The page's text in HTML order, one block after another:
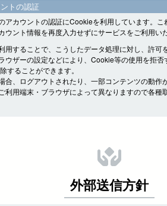
トの認証
アカウントの認証にCookieを利用しています。
ウント情報を再度入力せずにサービスをご利用い
用することで、こうしたデータ処理に対し、許可
ウザーの設定などにより、Cookie等の使用を拒
することができます。
合、ログアウトされたり、一部コンテンツの動作
利用端末・ブラウザによって異なりますので各種
外部送信方針